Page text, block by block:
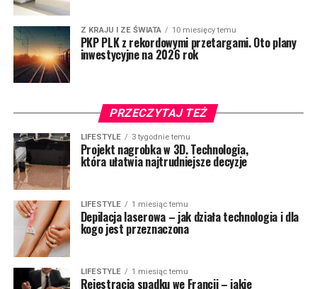
Z KRAJU I ZE ŚWIATA 10 miesięcy temu
PKP PLK z rekordowymi przetargami. Oto plany
inwestycyjne na 2026 rok
PRZECZYTAJ TEŻ
LIFESTYLE 3 tygodnie temu
Projekt nagrobka w 3D. Technologia,
która ułatwia najtrudniejsze decyzje
LIFESTYLE 1 miesiąc temu
Depilacja laserowa – jak działa technologia i dla
kogo jest przeznaczona
LIFESTYLE 1 miesiąc temu
Rejestracja spadku we Francji – jakie